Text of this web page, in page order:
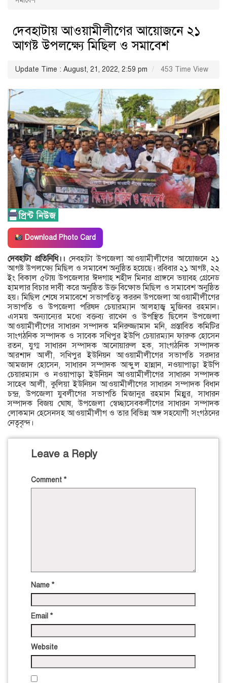
দেবহাটায় আওয়ামীলীগের আয়োজনে ২১
আগষ্ট উপলক্ষ্যে মিছিল ও সমাবেশ
Update Time : August, 21, 2022, 2:59 pm 453 Time View
Download Photo Card
দেবহাটা প্রতিনিধি।। দেবহাটা উপজেলা আওয়ামীলীগের আয়োজনে ২১
আগষ্ট উপলক্ষ্যে মিছিল ও সমাবেশ অনুষ্ঠিত হয়েছে। রবিবার ২১ আগষ্ট, ২২
ইং বিকাল ৫টায় উপজেলার ঈদগাহ শহীদ মিনার প্রাঙ্গনে ভয়াবহ গ্রেনেড
হামলার বিচার দাবী করে অনুষ্ঠিত উক্ত বিক্ষোভ মিছিল ও সমাবেশ অনুষ্ঠিত
হয়। মিছিল শেষে সমাবেশে সভাপতিত্ব কররন উপজেলা আওয়ামীলীগের
সভাপতি ও উপজেলা পরিষদ চেয়ারম্যান আলহাজ্ব মুজিবর রহমান।
এসময় অন্যান্যের মধ্যে বক্তব্য রাখেন ও উপস্থিত ছিলেন উপজেলা
আওয়ামীলীগের সাধারন সম্পাদক মনিরুজ্জামান মনি, প্রস্তাবিত কমিটির
সাংগঠনিক সম্পাদক ও সাবেক সখিপুর ইউপি চেয়ারম্যান ফারুক হোসেন
রতন, যুগ্ম সাধারন সম্পাদক আনোয়ারুল হক, সাংগঠনিক সম্পাদক
আরশাদ আলী, সখিপুর ইউনিয়ন আওয়ামীলীগের সভাপতি সরদার
আমজাদ হোসেন, সাধারন সম্পাদক আব্দুল হান্নান, নওয়াপাড়া ইউপি
চেয়ারম্যান ও নওয়াপাড়া ইউনিয়ন আওয়ামীলীগের সাধারন সম্পাদক
সাহেব আলী, কুলিয়া ইউনিয়ন আওয়ামীলীগের সাধারন সম্পাদক বিধান
চন্দ্র, উপজেলা যুবলীগের সভাপতি মিজানুর রহমান মিন্নুর, সাধারন
সম্পাদক বিজয় ঘোষ, উপজেলা স্বেচ্ছাসেবকলীগের সাধারন সম্পাদক
লোকমান হেসেনসহ আওয়ামীলীগ ও তার বিভিন্ন অঙ্গ সহযোগী সংগঠনের
নেতৃবৃন্দ।
Leave a Reply
Comment *
Name *
Email *
Website